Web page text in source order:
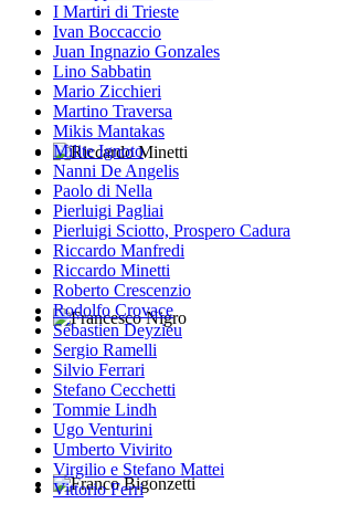
Ivan Boccaccio
Riccardo Minetti
Francesco Nigro
Franco Bigonzetti
I Martiri di Trieste
Ivan Boccaccio
Juan Ingnazio Gonzales
Lino Sabbatin
Mario Zicchieri
Martino Traversa
Mikis Mantakas
Milite Ignoto
Nanni De Angelis
Paolo di Nella
Pierluigi Pagliai
Pierluigi Sciotto, Prospero Cadura
Riccardo Manfredi
Riccardo Minetti
Roberto Crescenzio
Rodolfo Crovace
Sébastien Deyzieu
Sergio Ramelli
Silvio Ferrari
Stefano Cecchetti
Tommie Lindh
Ugo Venturini
Umberto Vivirito
Virgilio e Stefano Mattei
Vittorio Ferri